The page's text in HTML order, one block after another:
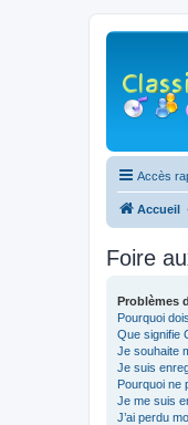
Accès
Accueil
Foire
Problèmes
Pourquoi
Que signifie
Je souhaite
Je suis
Pourquoi ne
Je me suis
J’ai perdu